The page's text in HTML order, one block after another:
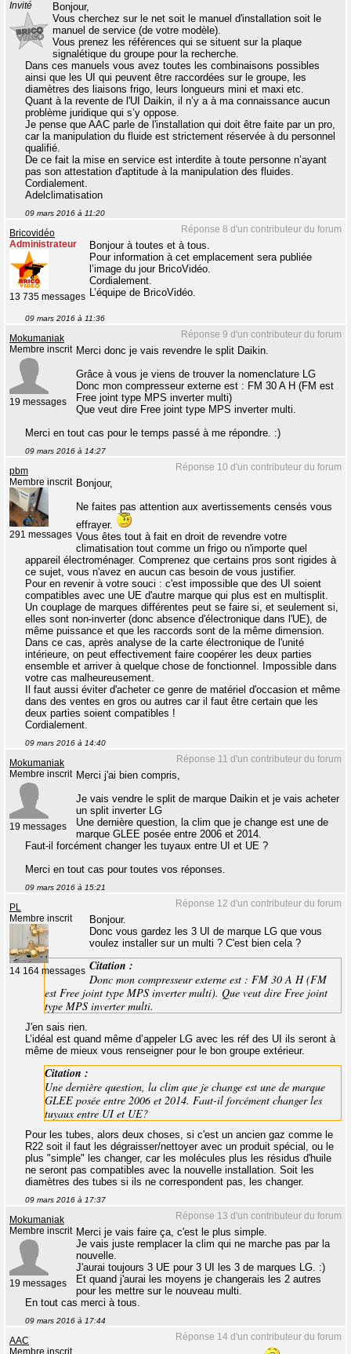
Invité
Bonjour,
Vous cherchez sur le net soit le manuel d'installation soit le
manuel de service (de votre modèle).
Vous prenez les références qui se situent sur la plaque
signalétique du groupe pour la recherche.
Dans ces manuels vous avez toutes les combinaisons possibles
ainsi que les UI qui peuvent être raccordées sur le groupe, les
diamètres des liaisons frigo, leurs longueurs mini et maxi etc.
Quant à la revente de l'UI Daikin, il n’y a à ma connaissance aucun
problème juridique qui s’y oppose.
Je pense que AAC parle de l'installation qui doit être faite par un pro,
car la manipulation du fluide est strictement réservée à du personnel
qualifié.
De ce fait la mise en service est interdite à toute personne n’ayant
pas son attestation d'aptitude à la manipulation des fluides.
Cordialement.
Adelclimatisation
09 mars 2016 à 11:20
Réponse 8 d'un contributeur du forum
Bricovidéo
Administrateur
13 735 messages
Bonjour à toutes et à tous.
Pour information à cet emplacement sera publiée
l’image du jour BricoVidéo.
Cordialement.
L’équipe de BricoVidéo.
09 mars 2016 à 11:36
Réponse 9 d'un contributeur du forum
Mokumaniak
Membre inscrit
19 messages
Merci donc je vais revendre le split Daikin.
Grâce à vous je viens de trouver la nomenclature LG
Donc mon compresseur externe est : FM 30 A H (FM est
Free joint type MPS inverter multi)
Que veut dire Free joint type MPS inverter multi.
Merci en tout cas pour le temps passé à me répondre. :)
09 mars 2016 à 14:27
Réponse 10 d'un contributeur du forum
pbm
Membre inscrit
291 messages
Bonjour,
Ne faites pas attention aux avertissements censés vous
effrayer.
Vous êtes tout à fait en droit de revendre votre
climatisation tout comme un frigo ou n'importe quel
appareil électroménager. Comprenez que certains pros sont rigides à
ce sujet, vous n'avez en aucun cas besoin de vous justifier.
Pour en revenir à votre souci : c'est impossible que des UI soient
compatibles avec une UE d'autre marque qui plus est en multisplit.
Un couplage de marques différentes peut se faire si, et seulement si,
elles sont non-inverter (donc absence d'électronique dans l'UE), de
même puissance et que les raccords sont de la même dimension.
Dans ce cas, après analyse de la carte électronique de l'unité
intérieure, on peut effectivement faire coopérer les deux parties
ensemble et arriver à quelque chose de fonctionnel. Impossible dans
votre cas malheureusement.
Il faut aussi éviter d'acheter ce genre de matériel d'occasion et même
dans des ventes en gros ou autres car il faut être certain que les
deux parties soient compatibles !
Cordialement.
09 mars 2016 à 14:40
Réponse 11 d'un contributeur du forum
Mokumaniak
Membre inscrit
19 messages
Merci j'ai bien compris,
Je vais vendre le split de marque Daikin et je vais acheter
un split inverter LG
Une dernière question, la clim que je change est une de
marque GLEE posée entre 2006 et 2014.
Faut-il forcément changer les tuyaux entre UI et UE ?
Merci en tout cas pour toutes vos réponses.
09 mars 2016 à 15:21
Réponse 12 d'un contributeur du forum
PL
Membre inscrit
14 164 messages
Bonjour.
Donc vous gardez les 3 UI de marque LG que vous
voulez installer sur un multi ? C'est bien cela ?
Citation :
Donc mon compresseur externe est : FM 30 A H (FM
est Free joint type MPS inverter multi). Que veut dire Free joint
type MPS inverter multi.
J'en sais rien.
L’idéal est quand même d’appeler LG avec les réf des UI ils seront à
même de mieux vous renseigner pour le bon groupe extérieur.
Citation :
Une dernière question, la clim que je change est une de marque
GLEE posée entre 2006 et 2014. Faut-il forcément changer les
tuyaux entre UI et UE?
Pour les tubes, alors deux choses, si c'est un ancien gaz comme le
R22 soit il faut les dégraisser/nettoyer avec un produit spécial, ou le
plus "simple" les changer, car les molécules plus les résidus d'huile
ne seront pas compatibles avec la nouvelle installation. Soit les
diamètres des tubes si ils ne correspondent pas, les changer.
09 mars 2016 à 17:37
Réponse 13 d'un contributeur du forum
Mokumaniak
Membre inscrit
19 messages
Merci je vais faire ça, c'est le plus simple.
Je vais juste remplacer la clim qui ne marche pas par la
nouvelle.
J'aurai toujours 3 UE pour 3 UI les 3 de marques LG. :)
Et quand j'aurai les moyens je changerais les 2 autres
pour les mettre sur le nouveau multi.
En tout cas merci à tous.
09 mars 2016 à 17:44
Réponse 14 d'un contributeur du forum
AAC
Membre inscrit